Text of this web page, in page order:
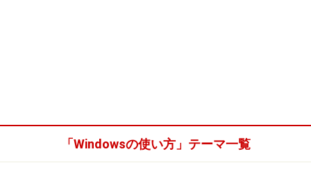
「Windowsの使い方」テーマ一覧